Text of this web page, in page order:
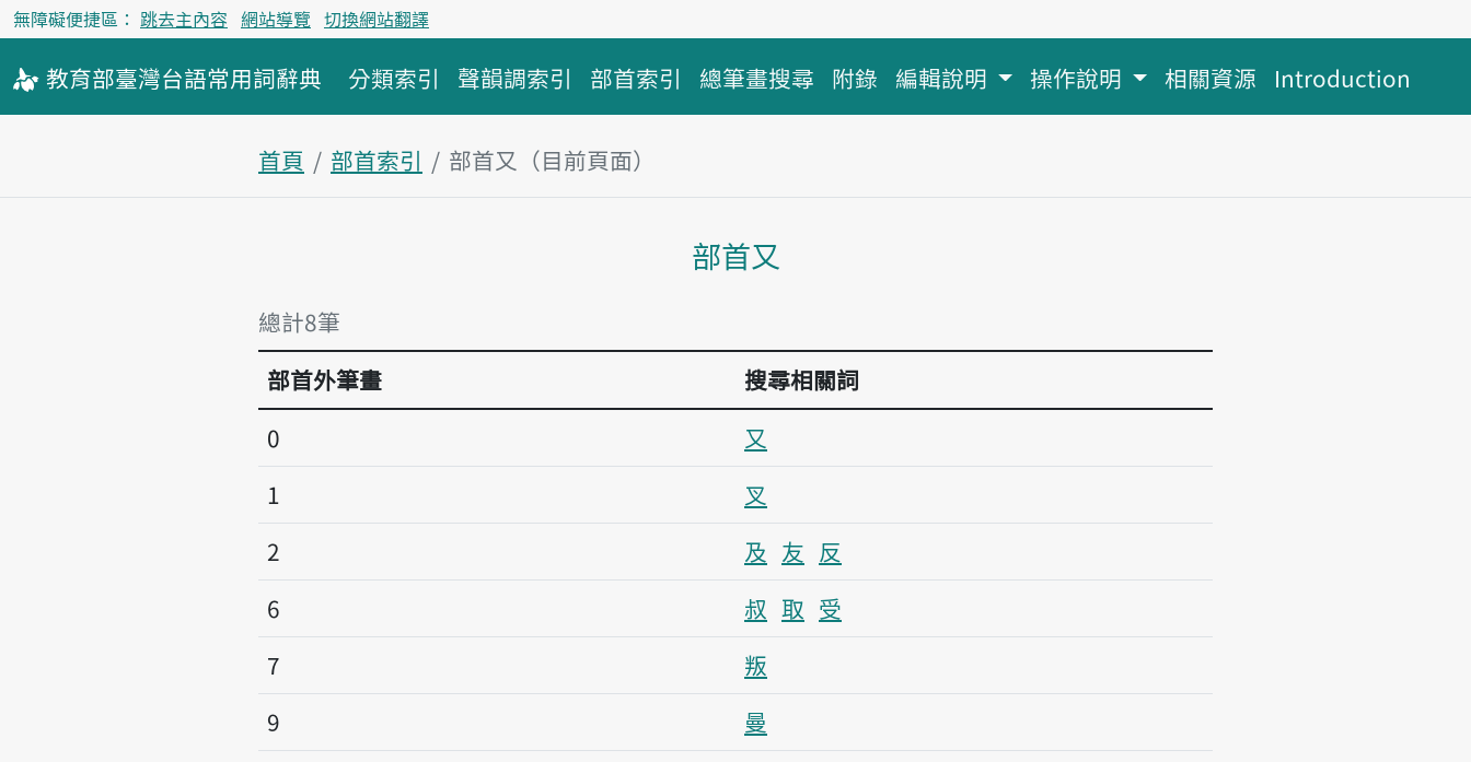
無障礙便捷區： 跳去主內容 網站導覽 切換網站翻譯
教育部臺灣台語常用詞辭典 分類索引 聲韻調索引 部首索引 總筆畫搜尋 附錄 編輯說明 操作說明 相關資源 Introduction
首頁 部首索引
部首又（目前頁面）
部首又
總計8筆
部首外筆畫
搜尋相關詞
0
又
1
叉
2
及 友 反
6
叔 取 受
7
叛
9
曼